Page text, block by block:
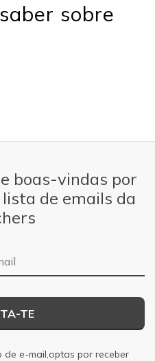
sobre
boas-vindas por
de emails da
TE
e-mail,optas por receber